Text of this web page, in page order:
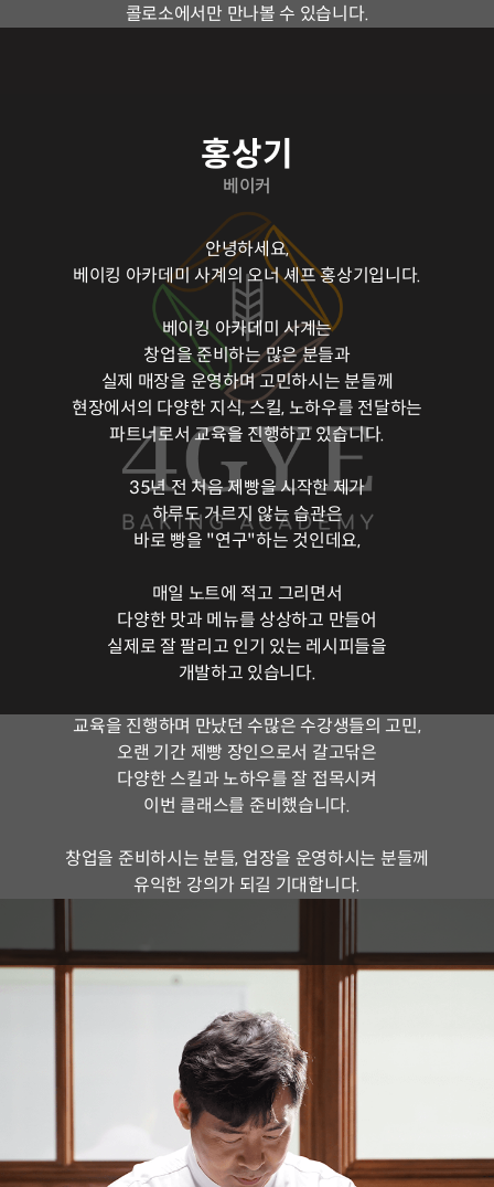
콜로소에서만 만나볼 수 있습니다.
홍상기
베이커
안녕하세요,
베이킹 아카데미 사계의 오너 셰프 홍상기입니다.
베이킹 아카데미 사계는
창업을 준비하는 많은 분들과
실제 매장을 운영하며 고민하시는 분들께
현장에서의 다양한 지식, 스킬, 노하우를 전달하는
파트너로서 교육을 진행하고 있습니다.
35년 전 처음 제빵을 시작한 제가
하루도 거르지 않는 습관은
바로 빵을 "연구"하는 것인데요,
매일 노트에 적고 그리면서
다양한 맛과 메뉴를 상상하고 만들어
실제로 잘 팔리고 인기 있는 레시피들을
개발하고 있습니다.
교육을 진행하며 만났던 수많은 수강생들의 고민,
오랜 기간 제빵 장인으로서 갈고닦은
다양한 스킬과 노하우를 잘 접목시켜
이번 클래스를 준비했습니다.
창업을 준비하시는 분들, 업장을 운영하시는 분들께
유익한 강의가 되길 기대합니다.